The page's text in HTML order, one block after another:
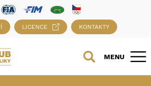
LICENCE KONTAKTY
MENU